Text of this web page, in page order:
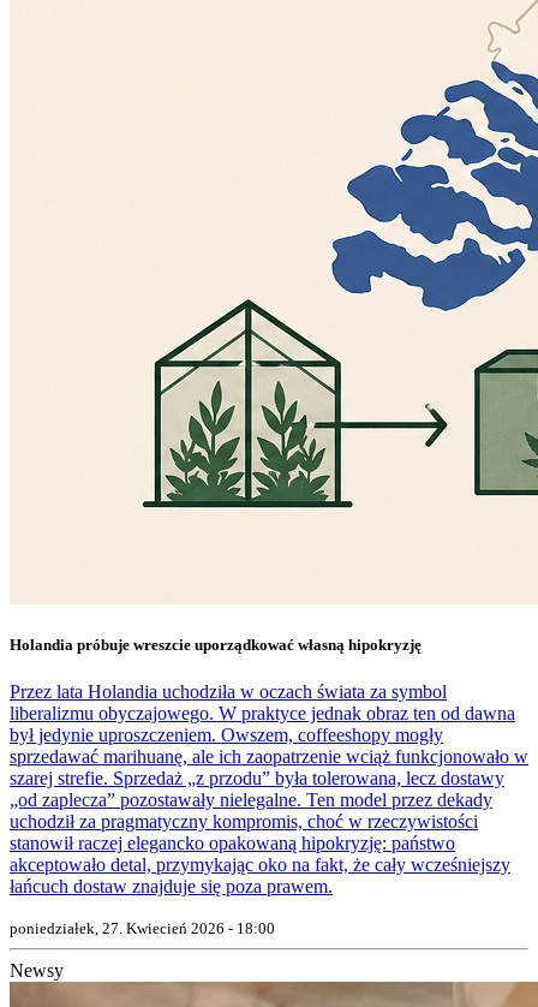
Holandia próbuje wreszcie uporządkować własną hipokryzję
Przez lata Holandia uchodziła w oczach świata za symbol
liberalizmu obyczajowego. W praktyce jednak obraz ten od dawna
był jedynie uproszczeniem. Owszem, coffeeshopy mogły
sprzedawać marihuanę, ale ich zaopatrzenie wciąż funkcjonowało w
szarej strefie. Sprzedaż „z przodu” była tolerowana, lecz dostawy
„od zaplecza” pozostawały nielegalne. Ten model przez dekady
uchodził za pragmatyczny kompromis, choć w rzeczywistości
stanowił raczej elegancko opakowaną hipokryzję: państwo
akceptowało detal, przymykając oko na fakt, że cały wcześniejszy
łańcuch dostaw znajduje się poza prawem.
poniedziałek, 27. Kwiecień 2026 - 18:00
Newsy